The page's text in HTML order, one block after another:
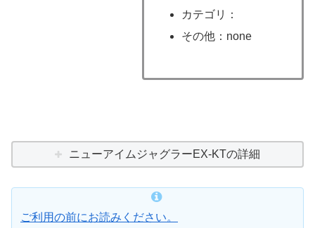
カテゴリ：
その他：none
ニューアイムジャグラーEX-KTの詳細
ご利用の前にお読みください。